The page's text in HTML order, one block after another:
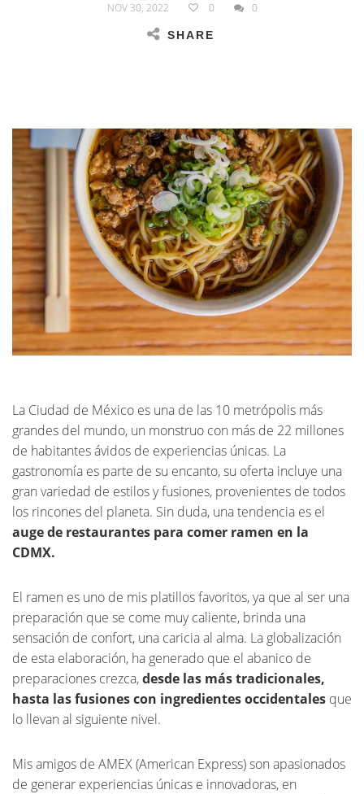
NOV 30, 2022 0 0
SHARE
La Ciudad de México es una de las 10 metrópolis más
grandes del mundo, un monstruo con más de 22 millones
de habitantes ávidos de experiencias únicas. La
gastronomía es parte de su encanto, su oferta incluye una
gran variedad de estilos y fusiones, provenientes de todos
los rincones del planeta. Sin duda, una tendencia es el
auge de restaurantes para comer ramen en la
CDMX.
El ramen es uno de mis platillos favoritos, ya que al ser una
preparación que se come muy caliente, brinda una
sensación de confort, una caricia al alma. La globalización
de esta elaboración, ha generado que el abanico de
preparaciones crezca,desde las más tradicionales,
hasta las fusiones con ingredientes occidentales que
lo llevan al siguiente nivel.
Mis amigos de AMEX (American Express) son apasionados
de generar experiencias únicas e innovadoras, en